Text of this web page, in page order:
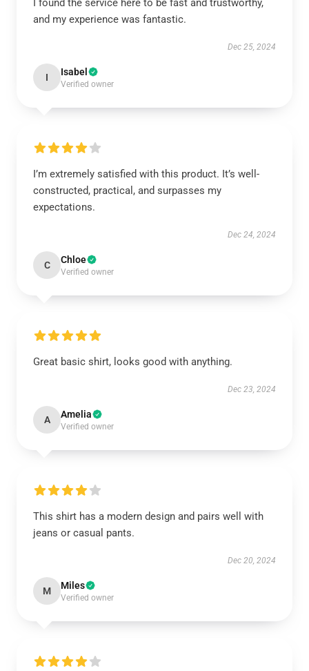
I found the service here to be fast and trustworthy,
and my experience was fantastic.
Dec 25, 2024
I Isabel
Verified owner
I’m extremely satisfied with this product. It’s well-
constructed, practical, and surpasses my
expectations.
Dec 24, 2024
C Chloe
Verified owner
Great basic shirt, looks good with anything.
Dec 23, 2024
A Amelia
Verified owner
This shirt has a modern design and pairs well with
jeans or casual pants.
Dec 20, 2024
M Miles
Verified owner